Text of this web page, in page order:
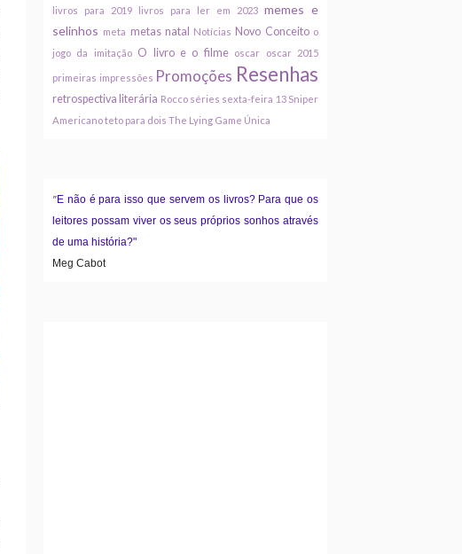
livros para 2019 livros para ler em 2023 memes e
selinhos meta metas natal Notícias Novo Conceito o
jogo da imitação O livro e o filme oscar oscar 2015
primeiras impressões Promoções Resenhas
retrospectiva literária Rocco séries sexta-feira 13 Sniper
Americanoteto para dois The Lying Game Única
"E não é para isso que servem os livros? Para que os
leitores possam viver os seus próprios sonhos através
de uma história?"
Meg Cabot